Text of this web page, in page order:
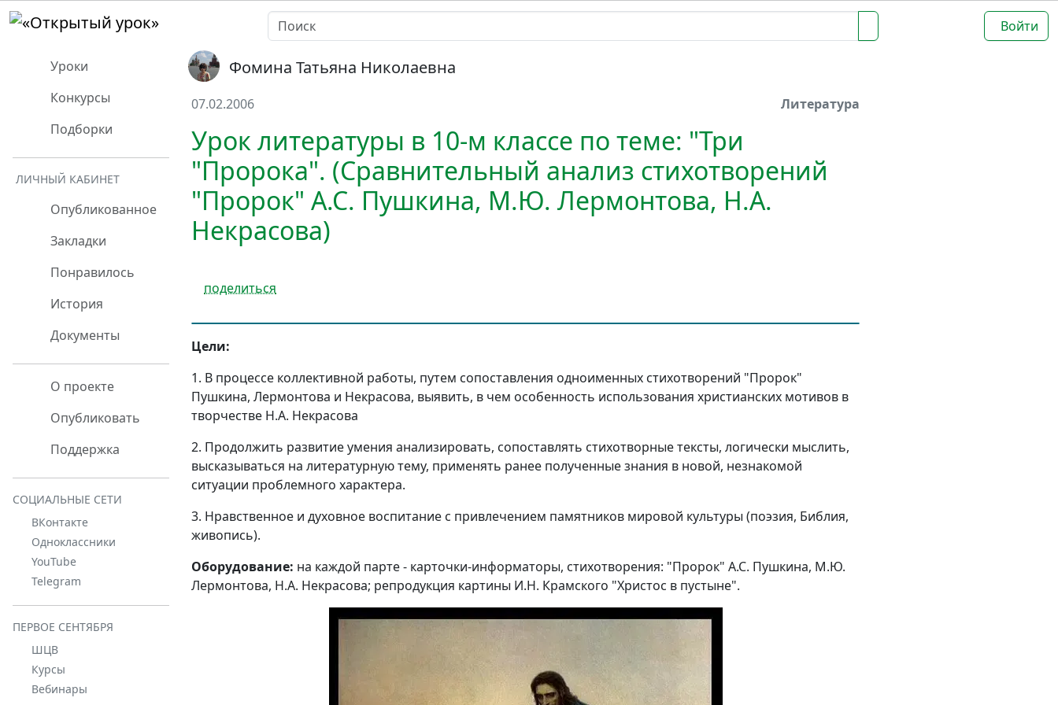
Войти
Уроки
Конкурсы
Подборки
ЛИЧНЫЙ КАБИНЕТ
Опубликованное
Закладки
Понравилось
История
Документы
О проекте
Опубликовать
Поддержка
СОЦИАЛЬНЫЕ СЕТИ
ВКонтакте
Одноклассники
YouTube
Telegram
ПЕРВОЕ СЕНТЯБРЯ
ШЦВ
Курсы
Вебинары
Фомина Татьяна Николаевна
07.02.2006 Литература
Урок литературы в 10-м классе по теме: "Три
"Пророка". (Сравнительный анализ стихотворений
"Пророк" А.С. Пушкина, М.Ю. Лермонтова, Н.А.
Некрасова)
поделиться
Цели:
1. В процессе коллективной работы, путем сопоставления одноименных стихотворений "Пророк"
Пушкина, Лермонтова и Некрасова, выявить, в чем особенность использования христианских мотивов в
творчестве Н.А. Некрасова
2. Продолжить развитие умения анализировать, сопоставлять стихотворные тексты, логически мыслить,
высказываться на литературную тему, применять ранее полученные знания в новой, незнакомой
ситуации проблемного характера.
3. Нравственное и духовное воспитание с привлечением памятников мировой культуры (поэзия, Библия,
живопись).
Оборудование: на каждой парте - карточки-информаторы, стихотворения: "Пророк" А.С. Пушкина, М.Ю.
Лермонтова, Н.А. Некрасова; репродукция картины И.Н. Крамского "Христос в пустыне".